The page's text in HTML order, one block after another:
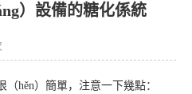
）設備的糖化係統
（hěn）簡單，注意一下幾點：